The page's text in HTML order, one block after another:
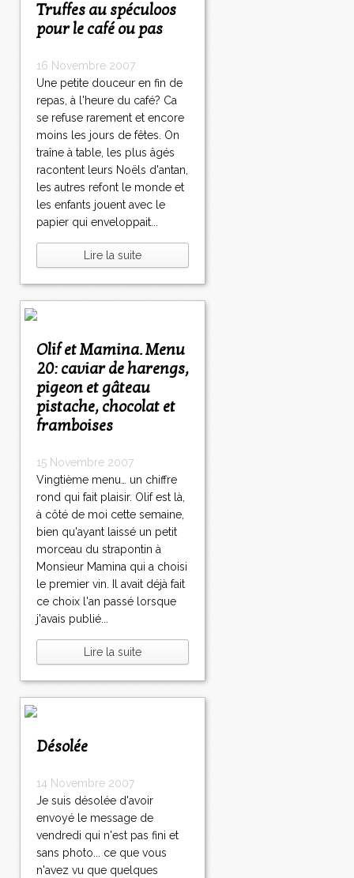
Truffes au spéculoos
pour le café ou pas
16 Novembre 2007
Une petite douceur en fin de
repas, à l'heure du café? Ca
se refuse rarement et encore
moins les jours de fêtes. On
traîne à table, les plus âgés
racontent leurs Noëls d'antan,
les autres refont le monde et
les enfants jouent avec le
papier qui enveloppait...
Lire la suite
Olif et Mamina. Menu
20: caviar de harengs,
pigeon et gâteau
pistache, chocolat et
framboises
15 Novembre 2007
Vingtième menu… un chiffre
rond qui fait plaisir. Olif est là,
à côté de moi cette semaine,
bien qu'ayant laissé un petit
morceau du strapontin à
Monsieur Mamina qui a choisi
le premier vin. Il avait déjà fait
ce choix l'an passé lorsque
j'avais publié...
Lire la suite
Désolée
14 Novembre 2007
Je suis désolée d'avoir
envoyé le message de
vendredi qui n'est pas fini et
sans photo... ce que vous
n'avez vu que quelques